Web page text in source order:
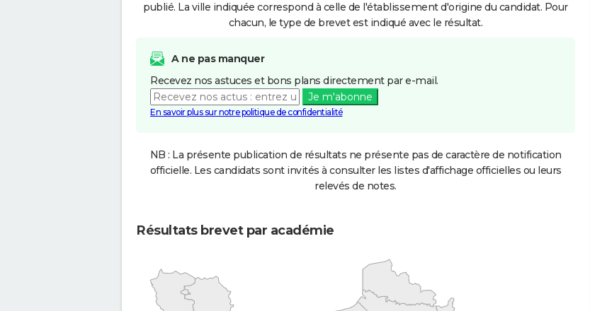
publié. La ville indiquée correspond à celle de l'établissement d'origine du candidat. Pour
chacun, le type de brevet est indiqué avec le résultat.
A ne pas manquer
Recevez nos astuces et bons plans directement par e-mail.
Je m'abonne
En savoir plus sur notre politique de confidentialité
NB : La présente publication de résultats ne présente pas de caractère de notification
officielle. Les candidats sont invités à consulter les listes d'affichage officielles ou leurs
relevés de notes.
Résultats brevet par académie